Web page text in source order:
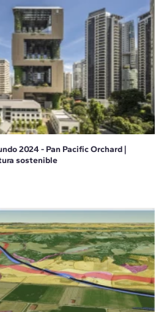
2024 - Pan Pacific Orchard |
sostenible